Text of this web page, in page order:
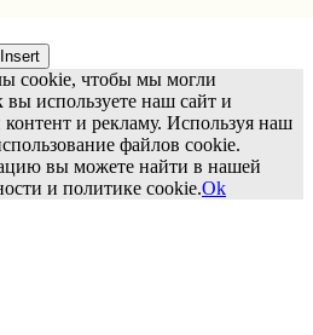
Insert
cookie, чтобы мы могли
вы используете наш сайт и
и рекламу. Используя наш
файлов cookie.
вы можете найти в нашей
и политике cookie.Ok